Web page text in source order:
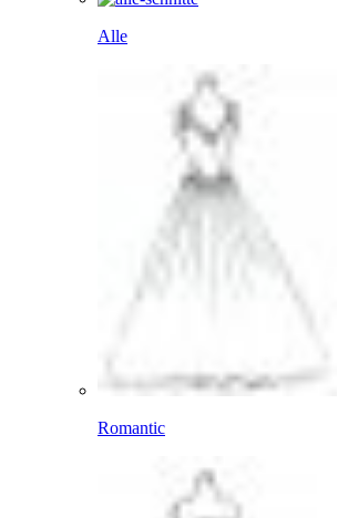
Alle
Romantic